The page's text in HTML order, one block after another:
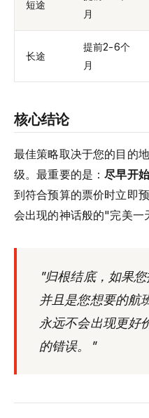
短途
月
长途
提前2-6个
月
核心结论
最佳策略取决于您的目的
级。最重要的是：尽早开
到符合预算的票价时立即
会出现的神话般的"完美一
"归根结底，如果
并且是您想要的航
永远不会出现更好
的错误。"